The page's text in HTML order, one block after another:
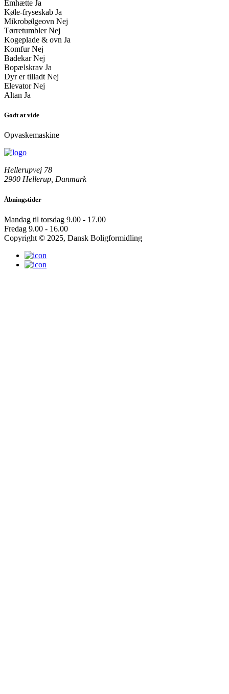
Emhætte Ja
Køle-fryseskab Ja
Mikrobølgeovn Nej
Tørretumbler Nej
Kogeplade & ovn Ja
Komfur Nej
Badekar Nej
Bopælskrav Ja
Dyr er tilladt Nej
Elevator Nej
Altan Ja
Godt at vide
Opvaskemaskine
Hellerupvej 78
2900 Hellerup, Danmark
Åbningstider
Mandag til torsdag 9.00 - 17.00
Fredag 9.00 - 16.00
Copyright © 2025, Dansk Boligformidling